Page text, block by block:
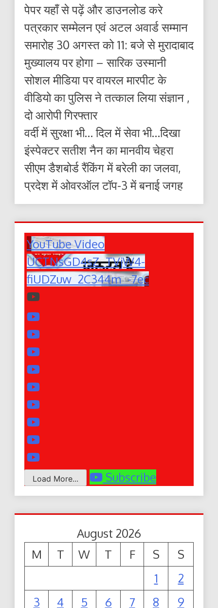
पेपर यहाँ से पढ़ें और डाउनलोड करे
पत्रकार सम्मेलन एवं अटल अवार्ड सम्मान
समारोह 30 अगस्त को 11: बजे से मुरादाबाद
मुख्यालय पर होगा – सारिक उस्मानी
सोशल मीडिया पर वायरल मारपीट के
वीडियो का पुलिस ने तत्काल लिया संज्ञान ,
दो आरोपी गिरफ्तार
वर्दी में सुरक्षा भी… दिल में सेवा भी…दिखा
इंस्पेक्टर सतीश नैन का मानवीय चेहरा
सीएम डैशबोर्ड रैंकिंग में बरेली का जलवा,
प्रदेश में ओवरऑल टॉप-3 में बनाई जगह
YouTube Video
UCTNsGD4sZ_TVjW4-
fiUDZuw_2C344m_-7ec
Load More... Subscribe
August 2026
M
T W T F S
S
1
2
3
4 5 6 7 8 9